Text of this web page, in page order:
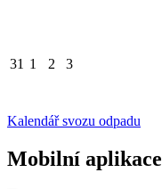
31 1 2 3
Kalendář svozu odpadu
Mobilní aplikace